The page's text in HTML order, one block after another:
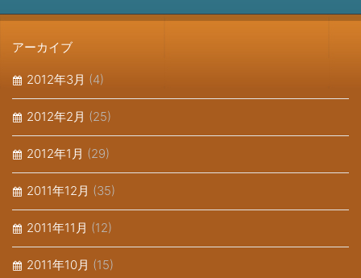
アーカイブ
2012年3月 (4)
2012年2月 (25)
2012年1月 (29)
2011年12月 (35)
2011年11月 (12)
2011年10月 (15)